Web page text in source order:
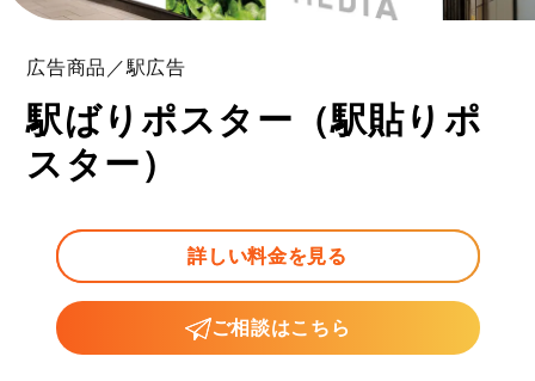
広告商品／駅広告
駅ばりポスター（駅貼りポ
スター）
詳しい料金を見る
ご相談はこちら